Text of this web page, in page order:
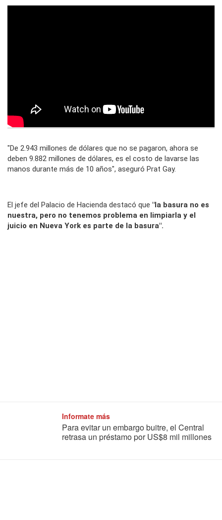
"De 2.943 millones de dólares que no se pagaron, ahora se
deben 9.882 millones de dólares, es el costo de lavarse las
manos durante más de 10 años", aseguró Prat Gay.
El jefe del Palacio de Hacienda destacó que "la basura no es
nuestra, pero no tenemos problema en limpiarla y el
juicio en Nueva York es parte de la basura".
Informate más
Para evitar un embargo buitre, el Central
retrasa un préstamo por US$8 mil millones